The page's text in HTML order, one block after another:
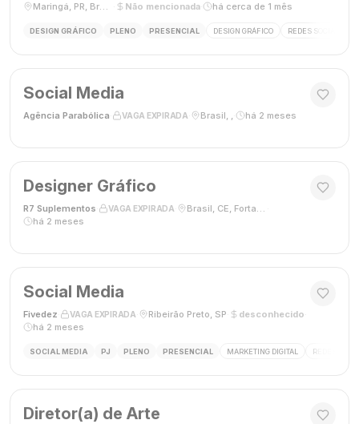
Maringá, PR, Brasil
Não mencionada há cerca de 1 mês
DESIGN GRÁFICO PLENO PRESENCIAL DESIGN GRÁFICO REDES SOCIAIS
Social Media
Agência Parabólica VAGA EXPIRADA Brasil, , há 2 meses
Designer Gráfico
R7 Suplementos VAGA EXPIRADA Brasil, CE, Fortaleza
há 2 meses
Social Media
Fivedez VAGA EXPIRADA Ribeirão Preto, SP desconhecido
há 2 meses
SOCIAL MEDIA PJ PLENO PRESENCIAL MARKETING DIGITAL REDES
Diretor(a) de Arte